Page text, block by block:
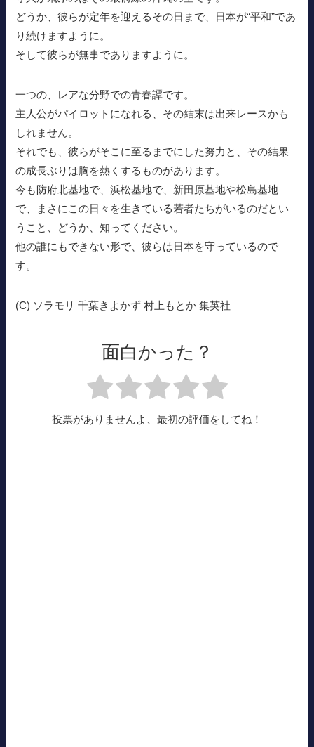
どうか、彼らが定年を迎えるその日まで、日本が“平和”であ
り続けますように。
そして彼らが無事でありますように。
一つの、レアな分野での青春譚です。
主人公がパイロットになれる、その結末は出来レースかも
しれません。
それでも、彼らがそこに至るまでにした努力と、その結果
の成長ぶりは胸を熱くするものがあります。
今も防府北基地で、浜松基地で、新田原基地や松島基地
で、まさにこの日々を生きている若者たちがいるのだとい
うこと、どうか、知ってください。
他の誰にもできない形で、彼らは日本を守っているので
す。
(C) ソラモリ 千葉きよかず 村上もとか 集英社
面白かった？
投票がありませんよ、最初の評価をしてね！